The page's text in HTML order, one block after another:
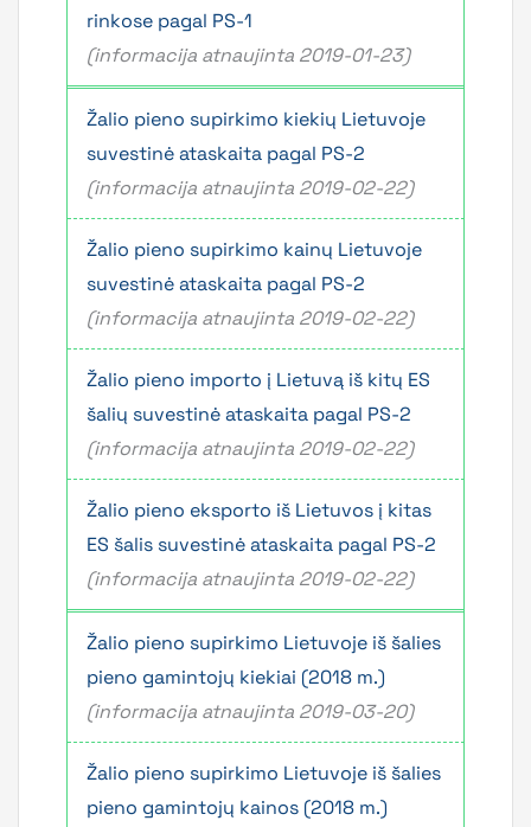
rinkose pagal PS-1
(informacija atnaujinta 2019-01-23)
Žalio pieno supirkimo kiekių Lietuvoje
suvestinė ataskaita pagal PS-2
(informacija atnaujinta 2019-02-22)
Žalio pieno supirkimo kainų Lietuvoje
suvestinė ataskaita pagal PS-2
(informacija atnaujinta 2019-02-22)
Žalio pieno importo į Lietuvą iš kitų ES
šalių suvestinė ataskaita pagal PS-2
(informacija atnaujinta 2019-02-22)
Žalio pieno eksporto iš Lietuvos į kitas
ES šalis suvestinė ataskaita pagal PS-2
(informacija atnaujinta 2019-02-22)
Žalio pieno supirkimo Lietuvoje iš šalies
pieno gamintojų kiekiai (2018 m.)
(informacija atnaujinta 2019-03-20)
Žalio pieno supirkimo Lietuvoje iš šalies
pieno gamintojų kainos (2018 m.)